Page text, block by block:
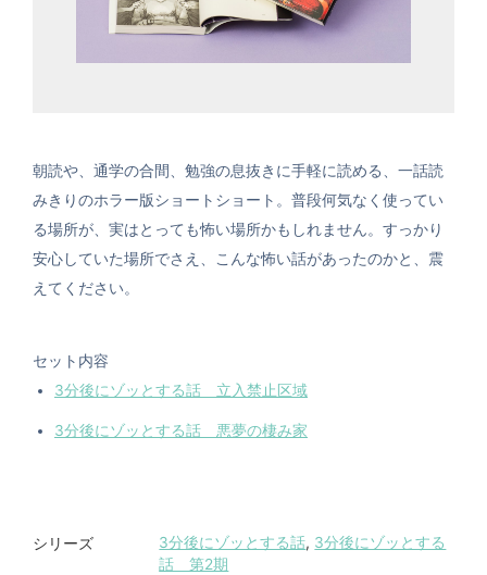
朝読や、通学の合間、勉強の息抜きに手軽に読める、一話読
みきりのホラー版ショートショート。普段何気なく使ってい
る場所が、実はとっても怖い場所かもしれません。すっかり
安心していた場所でさえ、こんな怖い話があったのかと、震
えてください。
セット内容
3分後にゾッとする話 立入禁止区域
3分後にゾッとする話 悪夢の棲み家
シリーズ 3分後にゾッとする話, 3分後にゾッとする
話 第2期